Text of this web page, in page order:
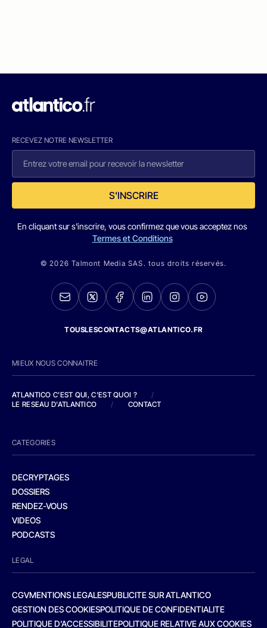
RECEVEZ NOTRE NEWSLETTER
S'INSCRIRE
En cliquant sur s'inscrire, vous confirmez que vous acceptez nos
Termes et Conditions
© 2026 Talmont Media SAS. tous droits réservés.
TOUSLESCONTACTS@ATLANTICO.FR
MIEUX NOUS CONNAITRE
ATLANTICO C'EST QUI, C'EST QUOI ?
/
LE RESEAU D'ATLANTICO
/ CONTACT
CATEGORIES
DECRYPTAGES
DOSSIERS
RENDEZ-VOUS
VIDEOS
PODCASTS
LEGAL
CGVMENTIONS LEGALESPUBLICITE SUR ATLANTICO
GESTION DES COOKIESPOLITIQUE DE CONFIDENTIALITE
POLITIQUE D’ACCESSIBILITEPOLITIQUE RELATIVE AUX COOKIES